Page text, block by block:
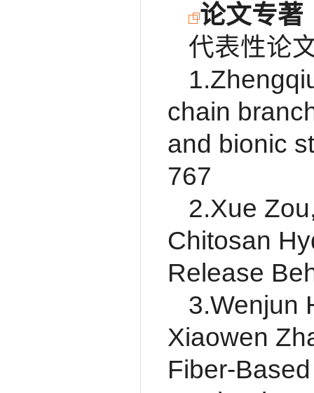
论文专著
代表性论
chain
and bionic
767
2.Xue
Chitosan
Release
3.Wenjun
Xiaowen
Fiber-